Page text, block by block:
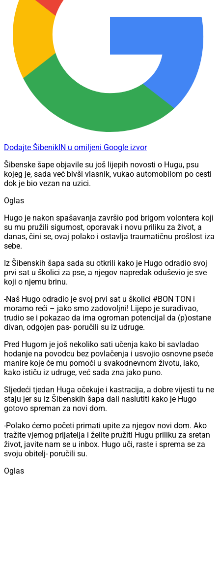
Dodajte ŠibenikIN u omiljeni Google izvor
Šibenske šape objavile su još lijepih novosti o Hugu, psu
kojeg je, sada već bivši vlasnik, vukao automobilom po cesti
dok je bio vezan na uzici.
Oglas
Hugo je nakon spašavanja završio pod brigom volontera koji
su mu pružili sigurnost, oporavak i novu priliku za život, a
danas, čini se, ovaj polako i ostavlja traumatičnu prošlost iza
sebe.
Iz Šibenskih šapa sada su otkrili kako je Hugo odradio svoj
prvi sat u školici za pse, a njegov napredak oduševio je sve
koji o njemu brinu.
-Naš Hugo odradio je svoj prvi sat u školici #BON TON i
moramo reći – jako smo zadovoljni! Lijepo je surađivao,
trudio se i pokazao da ima ogroman potencijal da (p)ostane
divan, odgojen pas- poručili su iz udruge.
Pred Hugom je još nekoliko sati učenja kako bi savladao
hodanje na povodcu bez povlačenja i usvojio osnovne pseće
manire koje će mu pomoći u svakodnevnom životu, iako,
kako ističu iz udruge, već sada zna jako puno.
Sljedeći tjedan Huga očekuje i kastracija, a dobre vijesti tu ne
staju jer su iz Šibenskih šapa dali naslutiti kako je Hugo
gotovo spreman za novi dom.
-Polako ćemo početi primati upite za njegov novi dom. Ako
tražite vjernog prijatelja i želite pružiti Hugu priliku za sretan
život, javite nam se u inbox. Hugo uči, raste i sprema se za
svoju obitelj- poručili su.
Oglas